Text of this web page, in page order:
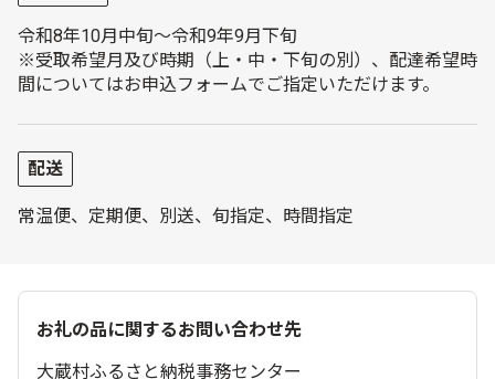
令和8年10月中旬～令和9年9月下旬
※受取希望月及び時期（上・中・下旬の別）、配達希望時
間についてはお申込フォームでご指定いただけます。
配送
常温便、定期便、別送、旬指定、時間指定
お礼の品に関するお問い合わせ先
大蔵村ふるさと納税事務センター